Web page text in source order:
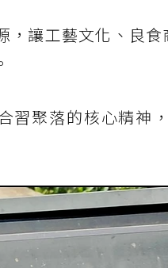
，讓工藝文化、良
習聚落的核心精